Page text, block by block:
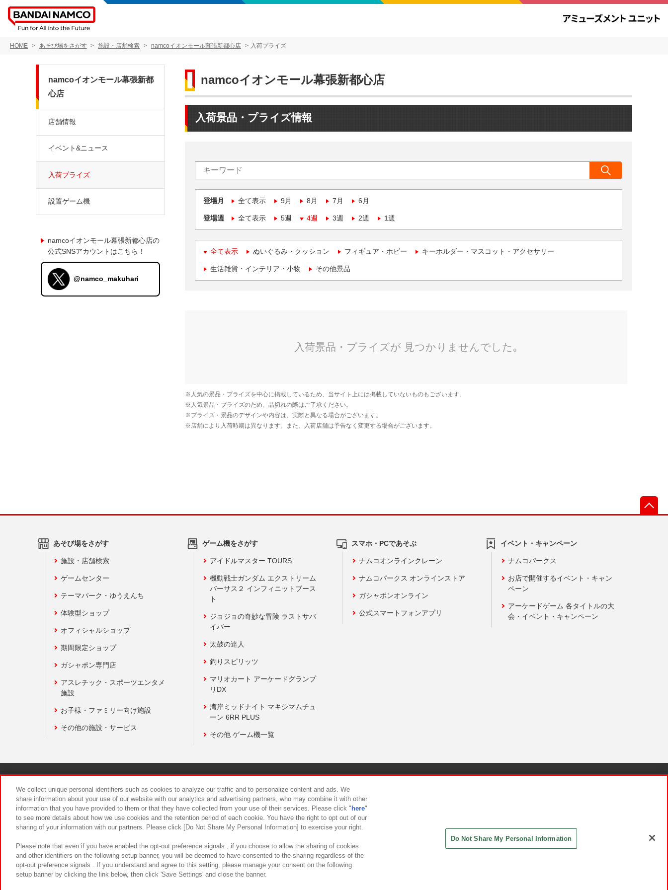
HOME あそび場をさがす 施設・店舗検索 namcoイオンモール幕張新都心店 入荷プライズ
namcoイオンモール幕張新都心店
入荷景品・プライズ情報
登場月 全て表示 9月 8月 7月 6月
登場週 全て表示 5週 4週 3週 2週 1週
全て表示 ぬいぐるみ・クッション フィギュア・ホビー キーホルダー・マスコット・アクセサリー
生活雑貨・インテリア・小物 その他景品
namcoイオンモール幕張新都
心店
店舗情報
イベント&ニュース
入荷プライズ
設置ゲーム機
namcoイオンモール幕張新都心店の
公式SNSアカウントはこちら！
@namco_makuhari
あそび場をさがす
施設・店舗検索
ゲームセンター
テーマパーク・ゆうえんち
体験型ショップ
オフィシャルショップ
期間限定ショップ
ガシャポン専門店
アスレチック・スポーツエンタメ
施設
お子様・ファミリー向け施設
その他の施設・サービス
ゲーム機をさがす
アイドルマスター TOURS
機動戦士ガンダム エクストリーム
バーサス２ インフィニットブース
ト
ジョジョの奇妙な冒険 ラストサバ
イバー
太鼓の達人
釣りスピリッツ
マリオカート アーケードグランプ
リDX
湾岸ミッドナイト マキシマムチュ
ーン 6RR PLUS
その他 ゲーム機一覧
スマホ・PCであそぶ
ナムコオンラインクレーン
ナムコパークス オンラインストア
ガシャポンオンライン
公式スマートフォンアプリ
イベント・キャンペーン
ナムコパークス
お店で開催するイベント・キャン
ペーン
アーケードゲーム 各タイトルの大
会・イベント・キャンペーン
食品のご提供について カスタマーハラスメント対応方針
We collect unique personal identifiers such as cookies to analyze our traffic and to personalize content and ads. We
share information about your use of our website with our analytics and advertising partners, who may combine it with other
information that you have provided to them or that they have collected from your use of their services. Please click " here"
to see more details about how we use cookies and the retention period of each cookie. You have the right to opt out of our
sharing of your information with our partners. Please click [Do Not Share My Personal Information] to exercise your right.
Please note that even if you have enabled the opt-out preference signals , if you choose to allow the sharing of cookies
and other identifiers on the following setup banner, you will be deemed to have consented to the sharing regardless of the
opt-out preference signals . If you understand and agree to this setting, please manage your consent on the following
setup banner by clicking the link below, then click 'Save Settings' and close the banner.
Do Not Share My Personal Information